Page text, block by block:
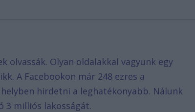
olvassák. Olyan oldalakkal vagyunk egy
A Facebookon már 248 ezres a
hirdetni a leghatékonyabb. Nálunk
3 milliós lakosságát.